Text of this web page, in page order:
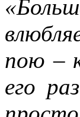
пою –
его